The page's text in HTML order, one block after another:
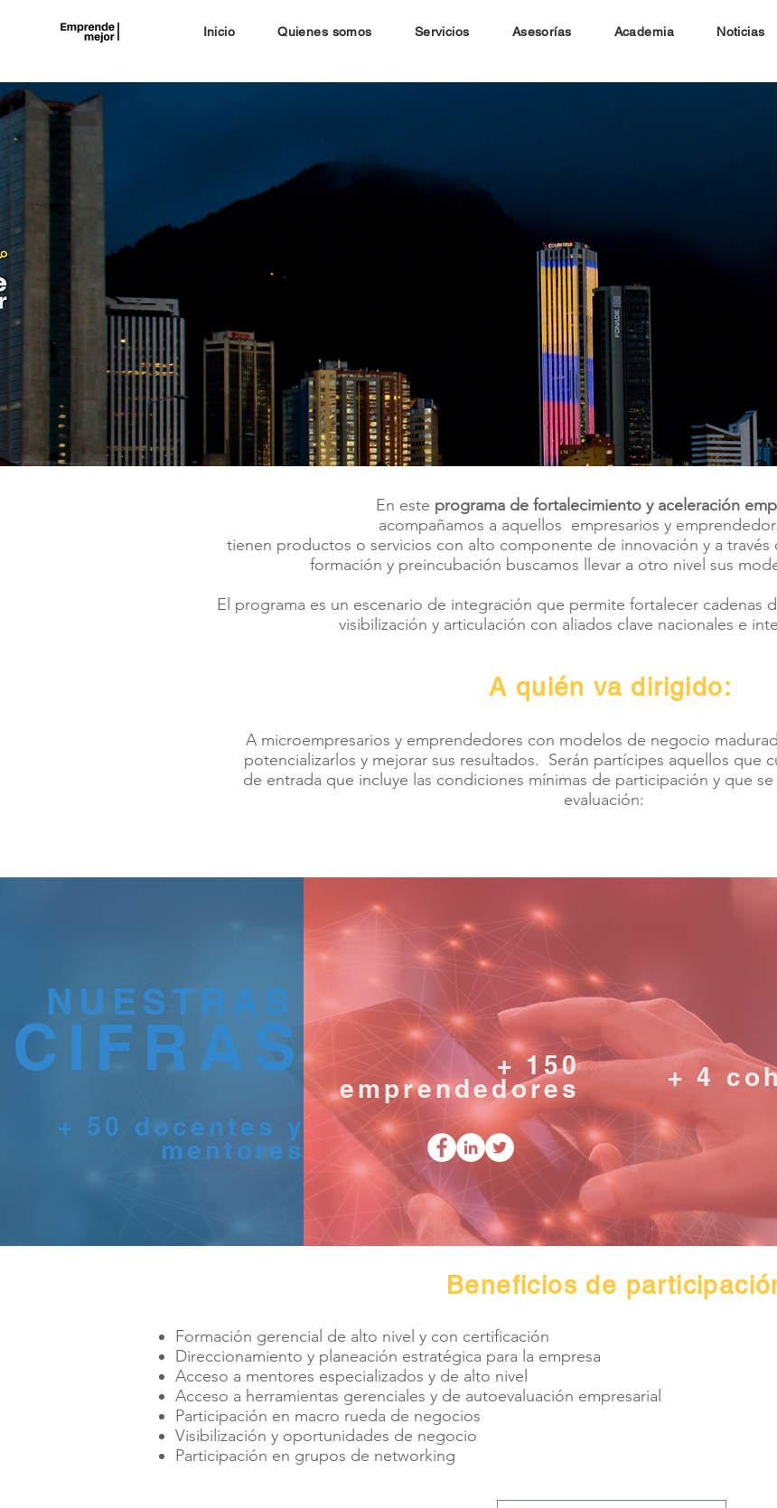
Inicio Quienes somos Servicios Asesorías Academia Noticias
En este programa de fortalecimiento y aceleración
acompañamos a aquellos empresarios y
tienen productos o servicios con alto componente de innovación y a
formación y preincubación buscamos llevar a otro nivel sus
El programa es un escenario de integración que permite fortalecer cadenas
visibilización y articulación con aliados clave nacionales e
A quién va dirigido:
A microempresarios y emprendedores con modelos de negocio
potencializarlos y mejorar sus resultados. Serán partícipes aquellos que
de entrada que incluye las condiciones mínimas de participación y que
evaluación:
NUESTRAS
CIFRAS
+ 50 docentes y
mentores
+ 150
emprendedores + 4
Beneficios de
Formación gerencial de alto nivel y con certificación
Direccionamiento y planeación estratégica para la empresa
Acceso a mentores especializados y de alto nivel
Acceso a herramientas gerenciales y de autoevaluación empresarial
Participación en macro rueda de negocios
Visibilización y oportunidades de negocio
Participación en grupos de networking